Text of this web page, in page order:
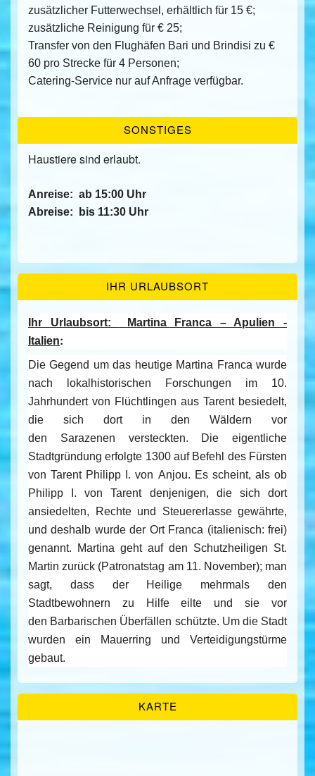
zusätzlicher Futterwechsel, erhältlich für 15 €;
zusätzliche Reinigung für € 25;
Transfer von den Flughäfen Bari und Brindisi zu €
60 pro Strecke für 4 Personen;
Catering-Service nur auf Anfrage verfügbar.
SONSTIGES
Haustiere sind erlaubt.
Anreise: ab 15:00 Uhr
Abreise:
bis 11:30 Uhr
IHR URLAUBSORT
Ihr Urlaubsort:
Martina Franca – Apulien -
Italien:
Die Gegend um das heutige Martina Franca wurde
nach lokalhistorischen Forschungen im 10.
Jahrhundert von Flüchtlingen aus Tarent besiedelt,
die sich dort in den Wäldern vor
den Sarazenen versteckten. Die eigentliche
Stadtgründung erfolgte 1300 auf Befehl des Fürsten
von Tarent Philipp I. von Anjou. Es scheint, als ob
Philipp I. von Tarent denjenigen, die sich dort
ansiedelten, Rechte und Steuererlasse gewährte,
und deshalb wurde der Ort Franca (italienisch: frei)
genannt. Martina geht auf den Schutzheiligen St.
Martin zurück (Patronatstag am 11. November); man
sagt, dass der Heilige mehrmals den
Stadtbewohnern zu Hilfe eilte und sie vor
den Barbarischen Überfällen schützte. Um die Stadt
wurden ein Mauerring und Verteidigungstürme
gebaut.
KARTE